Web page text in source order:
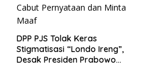
DPP PJS Tolak Keras
Stigmatisasi “Londo Ireng”,
Desak Presiden Prabowo